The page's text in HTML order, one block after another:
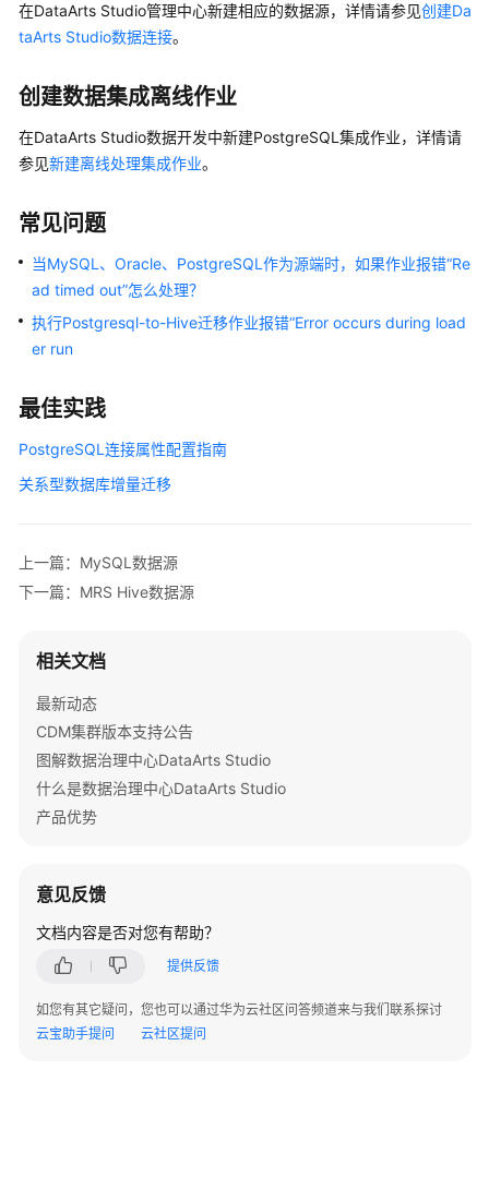
数
据
（内
中）
HDFS
据
源
据
MRS
据
数
Lakeformation
数
据
中）
线
业
使
在DataArts Studio管理中心新建相应的数据源，详情请参见创建Da
taArts Studio数据连接。
创建数据集成离线作业
在DataArts Studio数据开发中新建PostgreSQL集成作业，详情请
参见新建离线处理集成作业。
常见问题
当MySQL、Oracle、PostgreSQL作为源端时，如果作业报错“Re
ad timed out”怎么处理？
执行Postgresql-to-Hive迁移作业报错“Error occurs during load
er run
最佳实践
PostgreSQL连接属性配置指南
关系型数据库增量迁移
上一篇：MySQL数据源
下一篇：MRS Hive数据源
相关文档
最新动态
CDM集群版本支持公告
图解数据治理中心DataArts Studio
什么是数据治理中心DataArts Studio
产品优势
意见反馈
文档内容是否对您有帮助？
提供反馈
如您有其它疑问，您也可以通过华为云社区问答频道来与我们联系探讨
云宝助手提问
云社区提问